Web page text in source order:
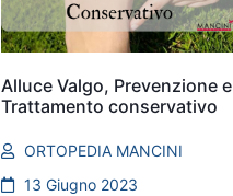
Alluce Valgo, Prevenzione e
Trattamento conservativo
ORTOPEDIA MANCINI
13 Giugno 2023